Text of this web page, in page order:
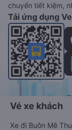
chuyển tiết kiệm,
Tải ứng dụng
Vé xe khách
Xe đi Buôn Mê